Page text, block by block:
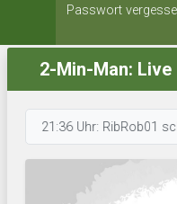
Passwort
2-Min-Man: Live
21:36 Uhr: RibRob01